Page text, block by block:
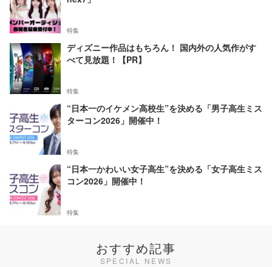
特集
ディズニー作品はもちろん！ 国内外の人気作がす
べて見放題！【PR】
特集
“日本一のイケメン高校生”を決める「男子高生ミス
ターコン2026」開催中！
特集
“日本一かわいい女子高生”を決める「女子高生ミス
コン2026」開催中！
特集
おすすめ記事
SPECIAL NEWS